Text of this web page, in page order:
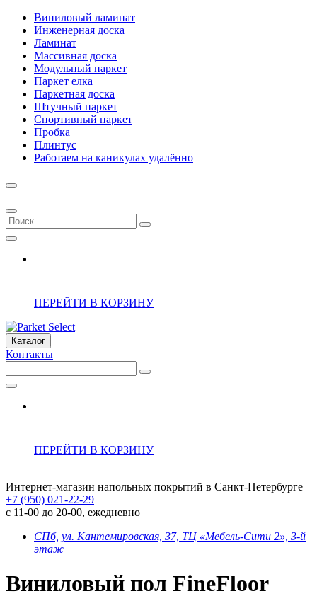
Виниловый ламинат
Инженерная доска
Ламинат
Массивная доска
Модульный паркет
Паркет елка
Паркетная доска
Штучный паркет
Спортивный паркет
Пробка
Плинтус
Работаем на каникулах удалённо
ПЕРЕЙТИ В КОРЗИНУ
Каталог
Контакты
ПЕРЕЙТИ В КОРЗИНУ
Интернет-магазин напольных покрытий в Санкт-Петербурге
+7 (950) 021-22-29
с 11-00 до 20-00, ежедневно
СПб, ул. Кантемировская, 37, ТЦ «Мебель-Сити 2», 3-й
этаж
Виниловый пол FineFloor